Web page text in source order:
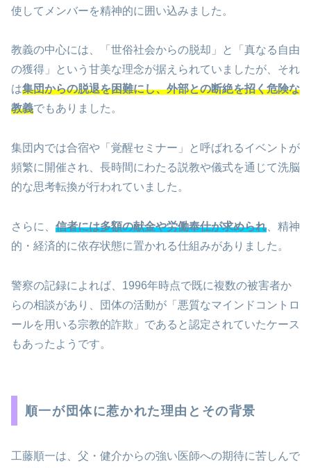
使してメンバーを精神的に囲い込みました。
教義の中心には、「世俗社会からの脱却」と「真なる自由
の獲得」という甘美な理念が据えられていましたが、それ
は集団からの脱退を困難にし、外部との断絶を招く危険な
教義でもありました。
集団内では合宿や「覚醒セミナー」と呼ばれるイベントが
頻繁に開催され、長時間にわたる説教や儀式を通じて洗脳
的な思考転換が行われていました。
さらに、 信者には多額の献金や労働奉仕が求められ 、精神
的・経済的に依存状態に置かれる仕組みがありました。
警察の記録によれば、1996年時点で既に複数の被害者か
らの相談があり、団体の活動が「悪質なマインドコントロ
ールを用いる宗教的詐欺」であると認定されていたケース
もあったようです。
順一が団体に惹かれた理由とその背景
工藤順一は、父・健介からの強い医師への期待に苦しんで